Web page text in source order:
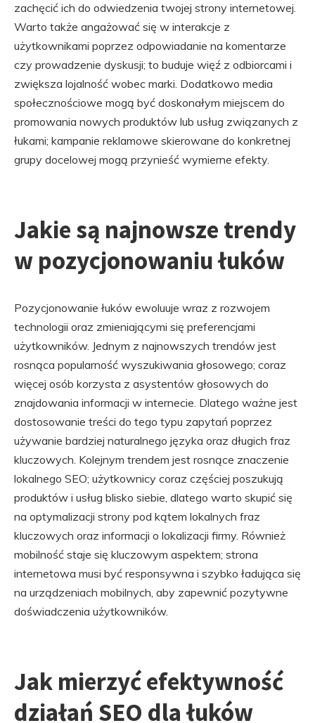
zachęcić ich do odwiedzenia twojej strony internetowej.
Warto także angażować się w interakcje z
użytkownikami poprzez odpowiadanie na komentarze
czy prowadzenie dyskusji; to buduje więź z odbiorcami i
zwiększa lojalność wobec marki. Dodatkowo media
społecznościowe mogą być doskonałym miejscem do
promowania nowych produktów lub usług związanych z
łukami; kampanie reklamowe skierowane do konkretnej
grupy docelowej mogą przynieść wymierne efekty.
Jakie są najnowsze trendy
w pozycjonowaniu łuków
Pozycjonowanie łuków ewoluuje wraz z rozwojem
technologii oraz zmieniającymi się preferencjami
użytkowników. Jednym z najnowszych trendów jest
rosnąca popularność wyszukiwania głosowego; coraz
więcej osób korzysta z asystentów głosowych do
znajdowania informacji w internecie. Dlatego ważne jest
dostosowanie treści do tego typu zapytań poprzez
używanie bardziej naturalnego języka oraz długich fraz
kluczowych. Kolejnym trendem jest rosnące znaczenie
lokalnego SEO; użytkownicy coraz częściej poszukują
produktów i usług blisko siebie, dlatego warto skupić się
na optymalizacji strony pod kątem lokalnych fraz
kluczowych oraz informacji o lokalizacji firmy. Również
mobilność staje się kluczowym aspektem; strona
internetowa musi być responsywna i szybko ładująca się
na urządzeniach mobilnych, aby zapewnić pozytywne
doświadczenia użytkowników.
Jak mierzyć efektywność
działań SEO dla łuków